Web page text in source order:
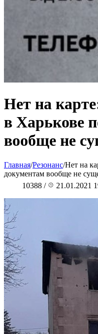
Нет на
в Харькове
вообще не
Главная/Резонанс/Нет на
документам вообще не
10388 / 21.01.2021